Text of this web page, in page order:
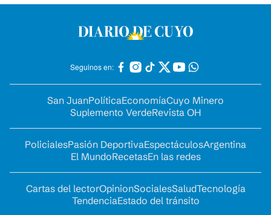
Seguinos en:
San JuanPolíticaEconomíaCuyo Minero
Suplemento VerdeRevista OH
PolicialesPasión DeportivaEspectáculosArgentina
El MundoRecetasEn las redes
Cartas del lectorOpinionSocialesSaludTecnología
TendenciaEstado del tránsito